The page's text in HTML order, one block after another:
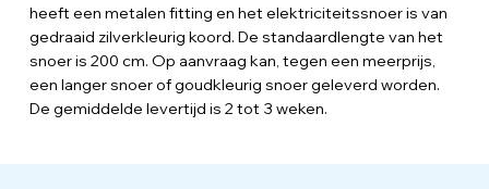
heeft een metalen fitting en het elektriciteitssnoer is van
gedraaid zilverkleurig koord. De standaardlengte van het
snoer is 200 cm. Op aanvraag kan, tegen een meerprijs,
een langer snoer of goudkleurig snoer geleverd worden.
De gemiddelde levertijd is 2 tot 3 weken.